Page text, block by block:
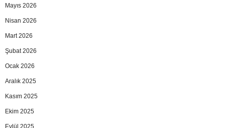
Mayıs 2026
Nisan 2026
Mart 2026
Şubat 2026
Ocak 2026
Aralık 2025
Kasım 2025
Ekim 2025
Eylül 2025